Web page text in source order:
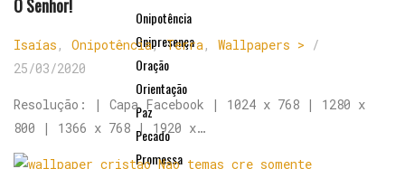
Onipotência
Onipresença
Oração
Orientação
Paz
Pecado
Promessa
O Senhor!
Isaías , Onipotência,Terra, Wallpapers > /
25/03/2020
Resolução: | Capa Facebook | 1024 x 768 | 1280 x
800 | 1366 x 768 | 1920 x…